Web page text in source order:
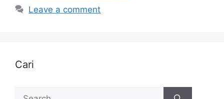
Leave a comment
Cari